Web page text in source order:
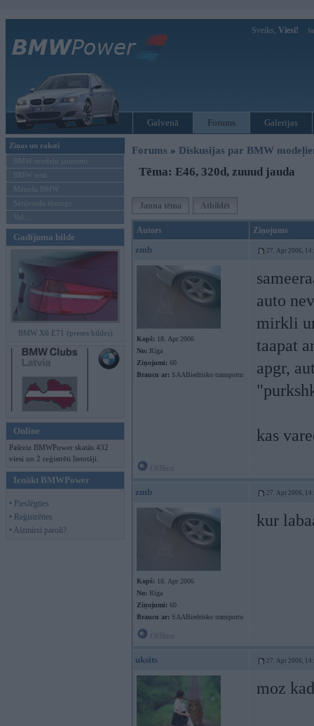
Sveiks, Viesi!
Galvenā Forums Galerijas
Ziņas un raksti
BMW modeļu jaunumi
BMW testi
Mēneša BMW
Sērijveida tūnings
Vel...
Gadījuma bilde
BMW X6 E71 (preses bildes)
Online
Pašreiz BMWPower skatās 432
viesi un 2 reģistrēti lietotāji.
Ienākt BMWPower
• Pieslēgties
• Reģistrēties
• Aizmirsi paroli?
Forums » Diskusijas par BMW
Tēma: E46, 320d, zuuud jauda
Jauna tēma Atbildēt
Autors Ziņojums
zmb 27. Apr 2006,
Kopš: 18. Apr 2006
No: Rīga
Ziņojumi: 60
Braucu ar: SAABiedrisko transportu
auto
mirkli
taapat
apgr,
kas
zmb 27. Apr 2006,
Kopš: 18. Apr 2006
No: Rīga
Ziņojumi: 60
Braucu ar: SAABiedrisko transportu
kur
uksits 27. Apr 2006,
moz